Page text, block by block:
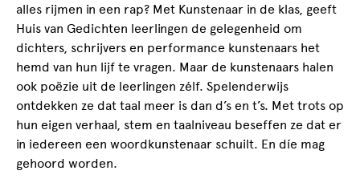
alles rijmen in een rap? Met Kunstenaar in de klas, geeft
Huis van Gedichten leerlingen de gelegenheid om
dichters, schrijvers en performance kunstenaars het
hemd van hun lijf te vragen. Maar de kunstenaars halen
ook poëzie uit de leerlingen zélf. Spelenderwijs
ontdekken ze dat taal meer is dan d’s en t’s. Met trots op
hun eigen verhaal, stem en taalniveau beseffen ze dat er
in iedereen een woordkunstenaar schuilt. En díe mag
gehoord worden.